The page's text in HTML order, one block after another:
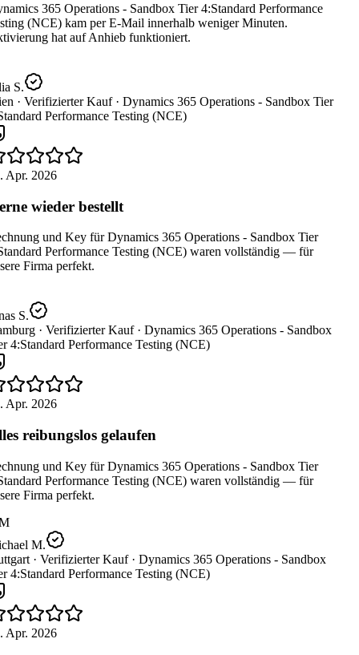
365 Operations - Sandbox Tier 4:Standard Performance
(NCE) kam per E-Mail innerhalb weniger Minuten.
hat auf Anhieb funktioniert.
S.
· Verifizierter Kauf · Dynamics 365 Operations - Sandbox Tier
Performance Testing (NCE)
Apr. 2026
wieder bestellt
und Key für Dynamics 365 Operations - Sandbox Tier
Performance Testing (NCE) waren vollständig — für
Firma perfekt.
S.
· Verifizierter Kauf · Dynamics 365 Operations - Sandbox
4:Standard Performance Testing (NCE)
Apr. 2026
reibungslos gelaufen
und Key für Dynamics 365 Operations - Sandbox Tier
Performance Testing (NCE) waren vollständig — für
Firma perfekt.
M.
· Verifizierter Kauf · Dynamics 365 Operations - Sandbox
4:Standard Performance Testing (NCE)
Apr. 2026